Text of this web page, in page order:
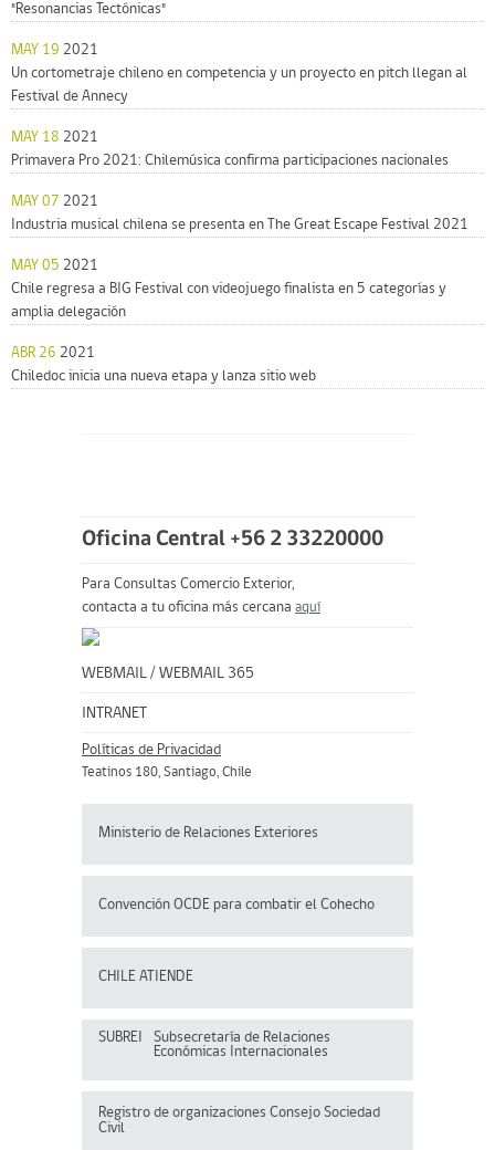
"Resonancias Tectónicas"
MAY 19 2021
Un cortometraje chileno en competencia y un proyecto en pitch llegan al
Festival de Annecy
MAY 18 2021
Primavera Pro 2021: Chilemúsica confirma participaciones nacionales
MAY 07 2021
Industria musical chilena se presenta en The Great Escape Festival 2021
MAY 05 2021
Chile regresa a BIG Festival con videojuego finalista en 5 categorías y
amplia delegación
ABR 26 2021
Chiledoc inicia una nueva etapa y lanza sitio web
Oficina Central +56 2 33220000
Para Consultas Comercio Exterior,
contacta a tu oficina más cercana aquí
WEBMAIL / WEBMAIL 365
INTRANET
Políticas de Privacidad
Teatinos 180, Santiago, Chile
Ministerio de Relaciones Exteriores
Convención OCDE para combatir el Cohecho
CHILE ATIENDE
SUBREI
Subsecretaría de Relaciones
Económicas Internacionales
Registro de organizaciones Consejo Sociedad
Civil